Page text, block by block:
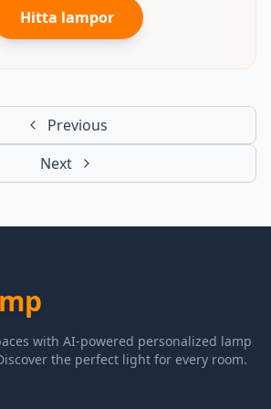
Hitta lampor
Previous
Next
with AI-powered personalized lamp
the perfect light for every room.